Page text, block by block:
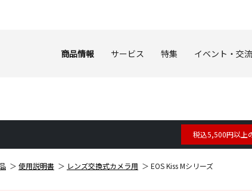
商品情報 サービス 特集 イベント・交流
税込5,500円以上
使用説明書 レンズ交換式カメラ用 EOS Kiss Mシリーズ